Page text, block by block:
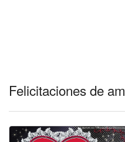
Felicitaciones de